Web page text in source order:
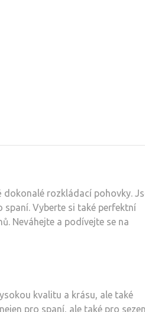
dokonalé rozkládací pohovky.
Vyberte si také perfektní
Neváhejte a podívejte se na
kvalitu a krásu, ale také
pro spaní, ale také pro